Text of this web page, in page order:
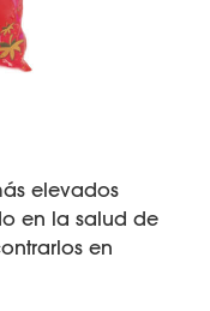
elevados
en la salud de
en